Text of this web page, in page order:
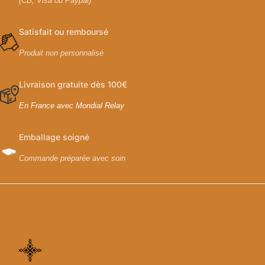
Satisfait ou remboursé
Produit non personnalisé
Livraison gratuite dès 100€
En France avec Mondial Relay
Emballage soigné
Commande préparée avec soin